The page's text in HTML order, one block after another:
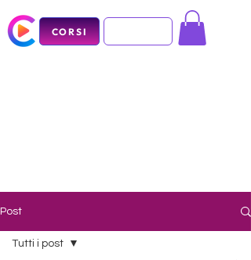
CORSI
Post
Tutti i post